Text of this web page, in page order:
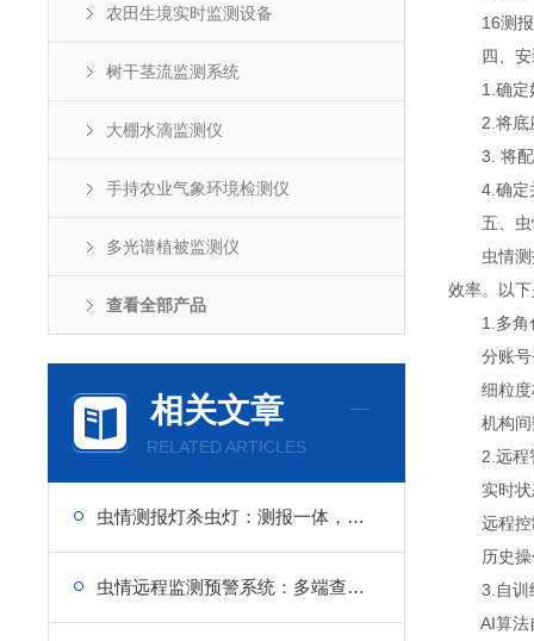
农田生境实时监测设备
树干茎流监测系统
大棚水滴监测仪
手持农业气象环境检测仪
多光谱植被监测仪
查看全部产品
相关文章
RELATED ARTICLES
虫情测报灯杀虫灯：测报一体，诱虫杀虫，农田防控
虫情远程监测预警系统：多端查看，手机电脑随时看
16测报灯
四、安
1.确定好
2.将底座
3. 将配件
4.确定并
五、虫
虫情测报
效率。以
1.多角色
分账号登
细粒度权
机构间数
2.远程
实时状态
远程控制
历史操作
3.自训练
AI算法自